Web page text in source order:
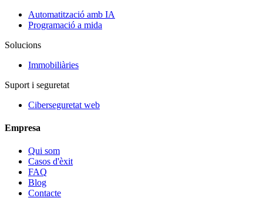
Automatització amb IA
Programació a mida
Solucions
Immobiliàries
Suport i seguretat
Ciberseguretat web
Empresa
Qui som
Casos d'èxit
FAQ
Blog
Contacte